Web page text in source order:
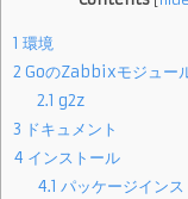
1 環境
2 GoのZabbixモジュー
2.1 g2z
3 ドキュメント
4 インストール
4.1 パッケージイン